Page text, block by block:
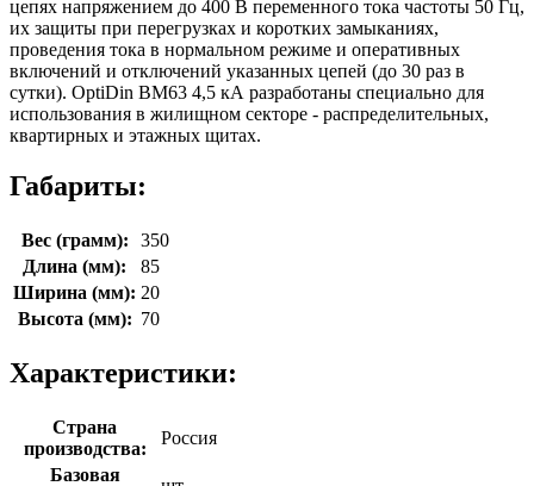
цепях напряжением до 400 В переменного тока частоты 50 Гц,
их защиты при перегрузках и коротких замыканиях,
проведения тока в нормальном режиме и оперативных
включений и отключений указанных цепей (до 30 раз в
сутки). OptiDin ВМ63 4,5 кА разработаны специально для
использования в жилищном секторе - распределительных,
квартирных и этажных щитах.
Габариты:
Вес (грамм):
350
Длина (мм):
85
Ширина (мм): 20
Высота (мм): 70
Характеристики:
Страна
производства:
Россия
Базовая